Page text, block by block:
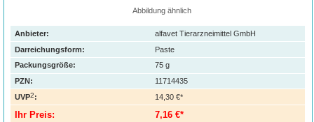
Abbildung ähnlich
Anbieter:
alfavet Tierarzneimittel GmbH
Darreichungsform:
Paste
Packungsgröße:
75 g
PZN:
11714435
UVP2: 14,30 €*
Ihr Preis: 7,16 €*